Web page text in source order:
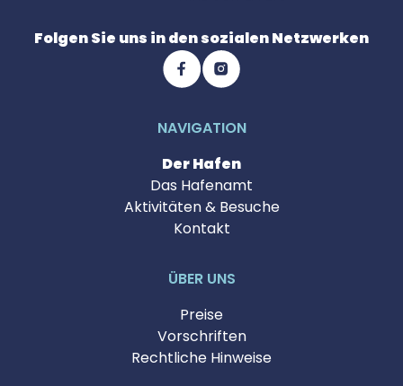
Folgen Sie uns in den sozialen Netzwerken
NAVIGATION
Der Hafen
Das Hafenamt
Aktivitäten & Besuche
Kontakt
ÜBER UNS
Preise
Vorschriften
Rechtliche Hinweise